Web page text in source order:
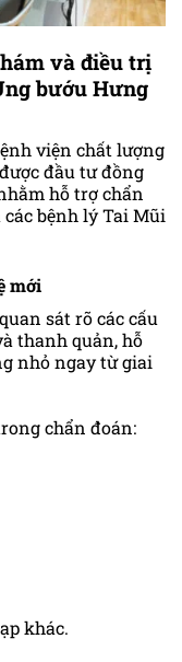
và điều trị
bướu Hưng
viện chất lượng
đầu tư đồng
hỗ trợ chẩn
bệnh lý Tai Mũi
mới
sát rõ các cấu
thanh quản, hỗ
nhỏ ngay từ giai
chẩn đoán:
khác.